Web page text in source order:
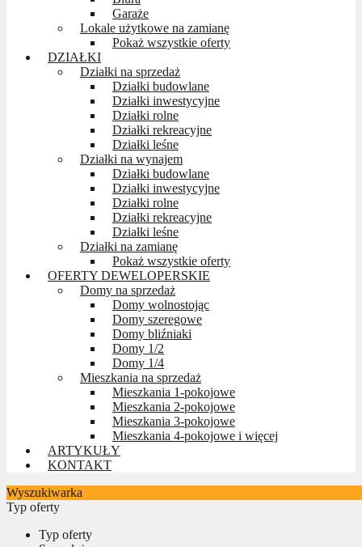
Garaże
Lokale użytkowe na zamianę
Pokaż wszystkie oferty
DZIAŁKI
Działki na sprzedaż
Działki budowlane
Działki inwestycyjne
Działki rolne
Działki rekreacyjne
Działki leśne
Działki na wynajem
Działki budowlane
Działki inwestycyjne
Działki rolne
Działki rekreacyjne
Działki leśne
Działki na zamianę
Pokaż wszystkie oferty
OFERTY DEWELOPERSKIE
Domy na sprzedaż
Domy wolnostojąc
Domy szeregowe
Domy bliźniaki
Domy 1/2
Domy 1/4
Mieszkania na sprzedaż
Mieszkania 1-pokojowe
Mieszkania 2-pokojowe
Mieszkania 3-pokojowe
Mieszkania 4-pokojowe i więcej
ARTYKUŁY
KONTAKT
Wyszukiwarka
Typ oferty
Typ oferty